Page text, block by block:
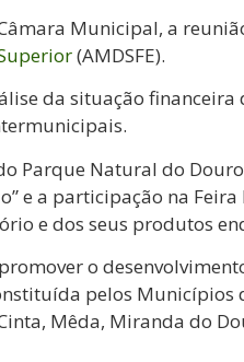
Municipal, a
(AMDSFE).
da situação financeira
Parque Natural do
e a participação na
e dos seus produtos
o
pelos Municípios
Mêda, Miranda do